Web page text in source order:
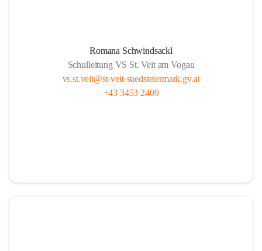
Romana Schwindsackl
Schulleitung VS St. Veit am Vogau
vs.st.veit@st-veit-suedsteiermark.gv.at
+43 3453 2409